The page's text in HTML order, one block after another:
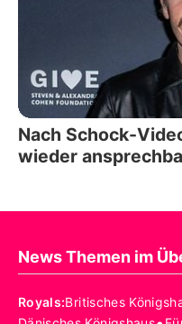
Nach Schock-
wieder
News Themen im
Royals:Britisches